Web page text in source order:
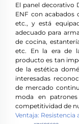
El panel decorativo
ENF con acabados
etc., y está
adecuado para
de cocina,
etc. En la era de
producto es tan
de la estética
interesadas
de mercado
moda en
competitividad de
Ventaja: